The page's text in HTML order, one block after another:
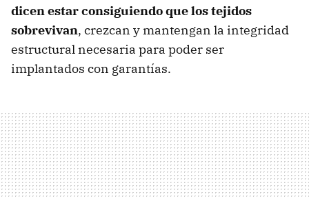
dicen estar consiguiendo que los tejidos
sobrevivan, crezcan y mantengan la integridad
estructural necesaria para poder ser
implantados con garantías.